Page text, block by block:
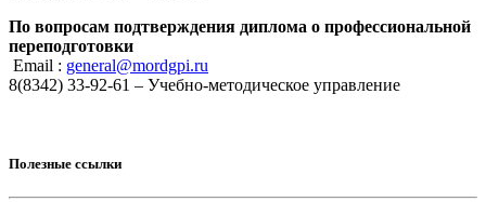
По вопросам подтверждения диплома о профессиональной
переподготовки
Email : general@mordgpi.ru
8(8342) 33-92-61 – Учебно-методическое управление
Полезные ссылки